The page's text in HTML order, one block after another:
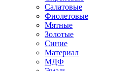
Салатовые
Фиолетовые
Мятные
Золотые
Синие
Материал
МДФ